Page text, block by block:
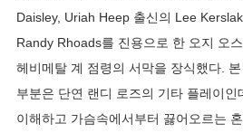
Daisley, Uriah Heep 출신의 Lee
Randy Rhoads를 진용으로 한 오지 오
헤비메탈 계 점령의 서막을 장식했다.
부분은 단연 랜디 로즈의 기타 플레이인
이해하고 가슴속에서부터 끓어오르는